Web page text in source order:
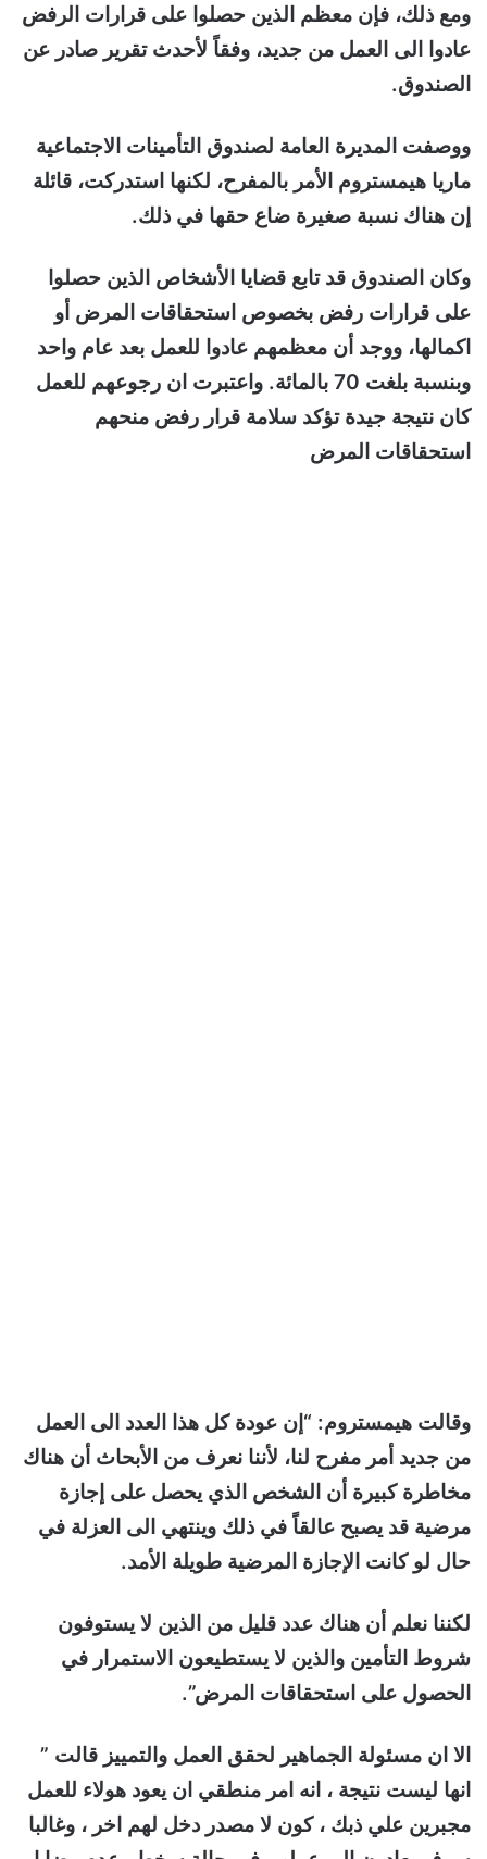
ومع ذلك، فإن معظم الذين حصلوا على قرارات الرفض
عادوا الى العمل من جديد، وفقاً لأحدث تقرير صادر عن
الصندوق.
ووصفت المديرة العامة لصندوق التأمينات الاجتماعية
ماريا هيمستروم الأمر بالمفرح، لكنها استدركت، قائلة
إن هناك نسبة صغيرة ضاع حقها في ذلك.
وكان الصندوق قد تابع قضايا الأشخاص الذين حصلوا
على قرارات رفض بخصوص استحقاقات المرض أو
اكمالها، ووجد أن معظمهم عادوا للعمل بعد عام واحد
وبنسبة بلغت 70 بالمائة. واعتبرت ان رجوعهم للعمل
كان نتيجة جيدة تؤكد سلامة قرار رفض منحهم
استحقاقات المرض
وقالت هيمستروم: “إن عودة كل هذا العدد الى العمل
من جديد أمر مفرح لنا، لأننا نعرف من الأبحاث أن هناك
مخاطرة كبيرة أن الشخص الذي يحصل على إجازة
مرضية قد يصبح عالقاً في ذلك وينتهي الى العزلة في
حال لو كانت الإجازة المرضية طويلة الأمد.
لكننا نعلم أن هناك عدد قليل من الذين لا يستوفون
شروط التأمين والذين لا يستطيعون الاستمرار في
الحصول على استحقاقات المرض”.
الا ان مسئولة الجماهير لحقق العمل والتمييز قالت ”
انها ليست نتيجة ، انه امر منطقي ان يعود هولاء للعمل
مجبرين علي ذبك ، كون لا مصدر دخل لهم اخر ، وغالبا